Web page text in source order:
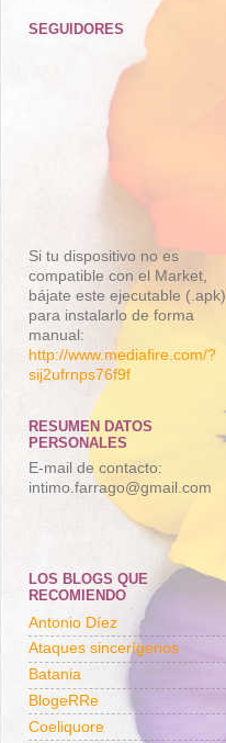
SEGUIDORES
Si tu dispositivo no es
compatible con el Market,
bájate este ejecutable (.apk)
para instalarlo de forma
manual:
http://www.mediafire.com/?
sij2ufrnps76f9f
RESUMEN DATOS
PERSONALES
E-mail de contacto:
intimo.farrago@gmail.com
LOS BLOGS QUE
RECOMIENDO
Antonio Díez
Ataques sincerígenos
Batania
BlogeRRe
Coeliquore